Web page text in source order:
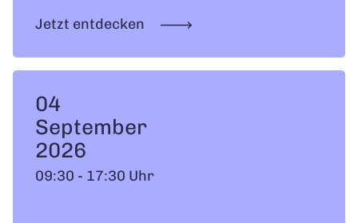
Jetzt entdecken
04
September
2026
09:30 - 17:30 Uhr